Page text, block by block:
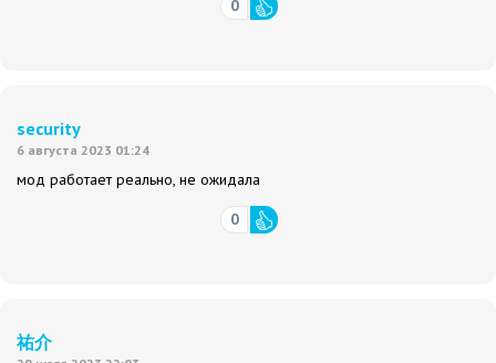
0
security
6 августа 2023 01:24
мод работает реально, не ожидала
0
祐介